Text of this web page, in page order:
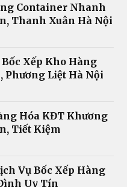
Container Nhanh
Thanh Xuân Hà Nội
Xếp Kho Hàng
Phương Liệt Hà Nội
Hóa KĐT Khương
Tiết Kiệm
Vụ Bốc Xếp Hàng
Uy Tín